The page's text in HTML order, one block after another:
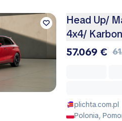
Head Up/
4x4/
57.069 €
plichta.com.pl
Polonia,